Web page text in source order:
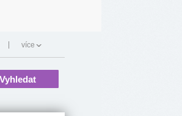
více